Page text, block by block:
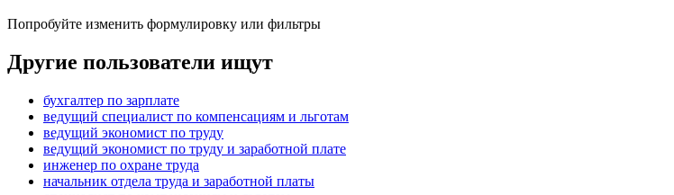
Попробуйте изменить формулировку или фильтры
Другие пользователи ищут
бухгалтер по зарплате
ведущий специалист по компенсациям и льготам
ведущий экономист по труду
ведущий экономист по труду и заработной плате
инженер по охране труда
начальник отдела труда и заработной платы